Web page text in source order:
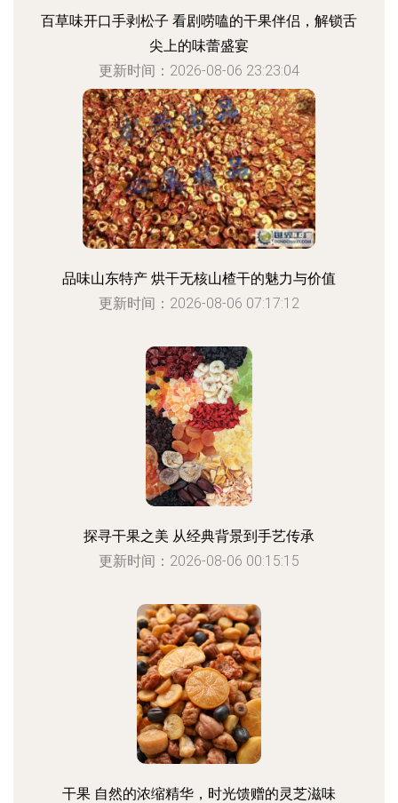
百草味开口手剥松子 看剧唠嗑的干果伴侣，解锁舌
尖上的味蕾盛宴
更新时间：2026-08-06 23:23:04
品味山东特产 烘干无核山楂干的魅力与价值
更新时间：2026-08-06 07:17:12
探寻干果之美 从经典背景到手艺传承
更新时间：2026-08-06 00:15:15
干果 自然的浓缩精华，时光馈赠的灵芝滋味